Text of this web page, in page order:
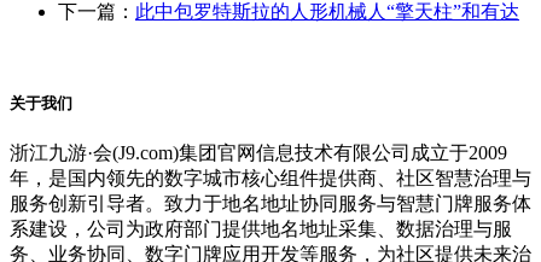
下一篇： 此中包罗特斯拉的人形机械人“擎天柱”和有达
关于我们
浙江九游·会(J9.com)集团官网信息技术有限公司成立于2009
年，是国内领先的数字城市核心组件提供商、社区智慧治理与
服务创新引导者。致力于地名地址协同服务与智慧门牌服务体
系建设，公司为政府部门提供地名地址采集、数据治理与服
务、业务协同、数字门牌应用开发等服务，为社区提供未来治